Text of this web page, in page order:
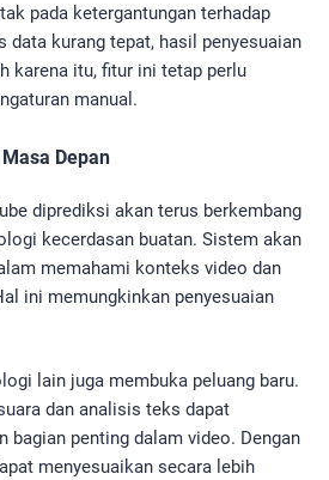
pada ketergantungan terhadap
kurang tepat, hasil penyesuaian
karena itu, fitur ini tetap perlu
manual.
Depan
diprediksi akan terus berkembang
kecerdasan buatan. Sistem akan
memahami konteks video dan
ini memungkinkan penyesuaian
lain juga membuka peluang baru.
dan analisis teks dapat
bagian penting dalam video. Dengan
menyesuaikan secara lebih